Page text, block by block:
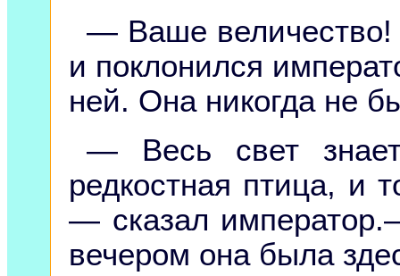
— Ваше
и поклонился
ней. Она никогда не
— Весь свет
редкостная птица, и
— сказал
вечером она была